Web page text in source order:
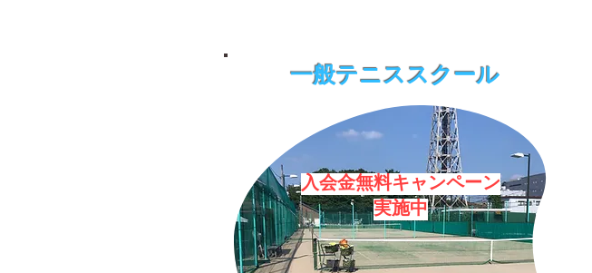
一般テニススクール
​入会金無料キャンペーン
実施中